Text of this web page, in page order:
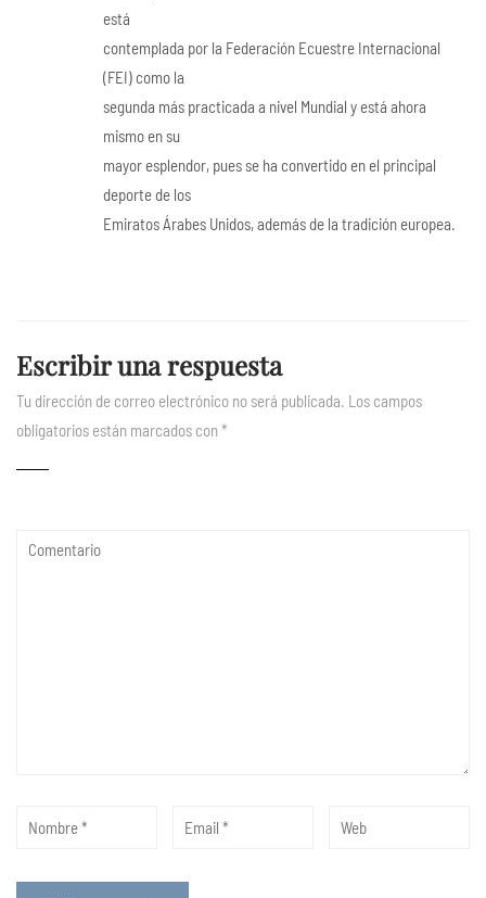
está
contemplada por la Federación Ecuestre Internacional
(FEI) como la
segunda más practicada a nivel Mundial y está ahora
mismo en su
mayor esplendor, pues se ha convertido en el principal
deporte de los
Emiratos Árabes Unidos, además de la tradición europea.
Escribir una respuesta
Tu dirección de correo electrónico no será publicada. Los campos
obligatorios están marcados con*